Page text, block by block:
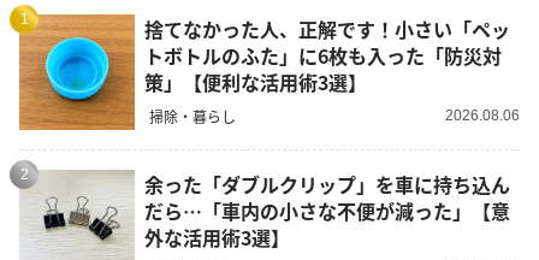
1
捨てなかった人、正解です！小さい「ペッ
トボトルのふた」に6枚も入った「防災対
策」【便利な活用術3選】
掃除・暮らし 2026.08.06
2
余った「ダブルクリップ」を車に持ち込ん
だら…「車内の小さな不便が減った」【意
外な活用術3選】